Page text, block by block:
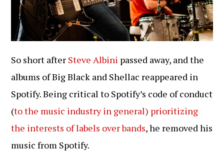
So short after Steve Albini passed away, and the
albums of Big Black and Shellac reappeared in
Spotify. Being critical to Spotify’s code of conduct
(to the music industry in general) prioritizing
the interests of labels over bands, he removed his
music from Spotify.